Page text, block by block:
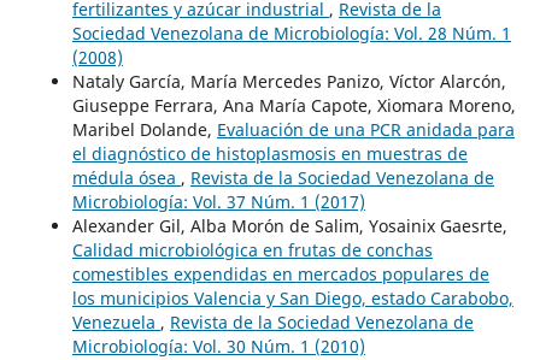
fertilizantes y azúcar industrial , Revista de la
Sociedad Venezolana de Microbiología: Vol. 28 Núm. 1
(2008)
Nataly García, María Mercedes Panizo, Víctor Alarcón,
Giuseppe Ferrara, Ana María Capote, Xiomara Moreno,
Maribel Dolande, Evaluación de una PCR anidada para
el diagnóstico de histoplasmosis en muestras de
médula ósea , Revista de la Sociedad Venezolana de
Microbiología: Vol. 37 Núm. 1 (2017)
Alexander Gil, Alba Morón de Salim, Yosainix Gaesrte,
Calidad microbiológica en frutas de conchas
comestibles expendidas en mercados populares de
los municipios Valencia y San Diego, estado Carabobo,
Venezuela , Revista de la Sociedad Venezolana de
Microbiología: Vol. 30 Núm. 1 (2010)